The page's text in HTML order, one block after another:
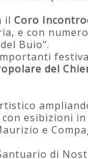
ilCoro
e con
Buio".
del
esibizioni
e
di